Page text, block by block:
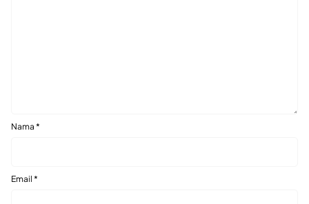
Nama *
Email *